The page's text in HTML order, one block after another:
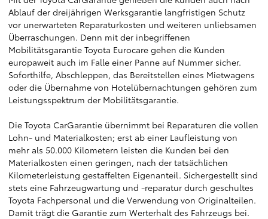
Ablauf der dreijährigen Werksgarantie langfristigen Schutz
vor unerwarteten Reparaturkosten und weiteren unliebsamen
Überraschungen. Denn mit der inbegriffenen
Mobilitätsgarantie Toyota Eurocare gehen die Kunden
europaweit auch im Falle einer Panne auf Nummer sicher.
Soforthilfe, Abschleppen, das Bereitstellen eines Mietwagens
oder die Übernahme von Hotelübernachtungen gehören zum
Leistungsspektrum der Mobilitätsgarantie.
Die Toyota CarGarantie übernimmt bei Reparaturen die vollen
Lohn- und Materialkosten; erst ab einer Laufleistung von
mehr als 50.000 Kilometern leisten die Kunden bei den
Materialkosten einen geringen, nach der tatsächlichen
Kilometerleistung gestaffelten Eigenanteil. Sichergestellt sind
stets eine Fahrzeugwartung und -reparatur durch geschultes
Toyota Fachpersonal und die Verwendung von Originalteilen.
Damit trägt die Garantie zum Werterhalt des Fahrzeugs bei.